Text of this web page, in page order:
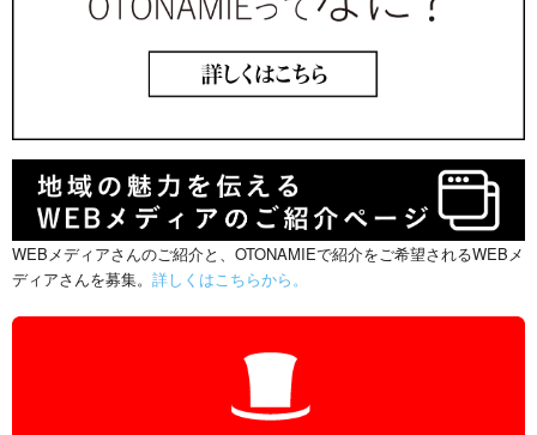
WEBメディアさんのご紹介と、OTONAMIEで紹介をご希望されるWEBメ
ディアさんを募集。 詳しくはこちらから。